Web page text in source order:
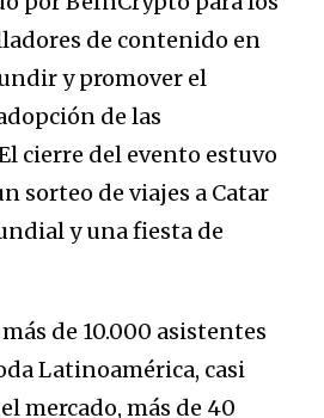
de contenido en
y promover el
de las
cierre del evento estuvo
sorteo de viajes a Catar
y una fiesta de
de 10.000 asistentes
Latinoamérica, casi
mercado, más de 40